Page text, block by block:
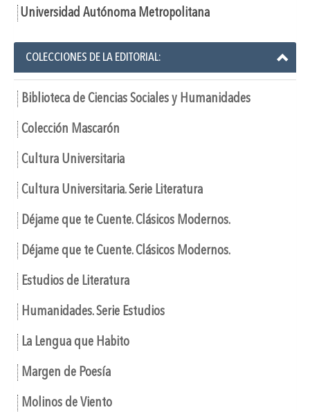
Universidad Autónoma Metropolitana
COLECCIONES DE LA EDITORIAL:
Biblioteca de Ciencias Sociales y Humanidades
Colección Mascarón
Cultura Universitaria
Cultura Universitaria. Serie Literatura
Déjame que te Cuente. Clásicos Modernos.
Déjame que te Cuente. Clásicos Modernos.
Estudios de Literatura
Humanidades. Serie Estudios
La Lengua que Habito
Margen de Poesía
Molinos de Viento